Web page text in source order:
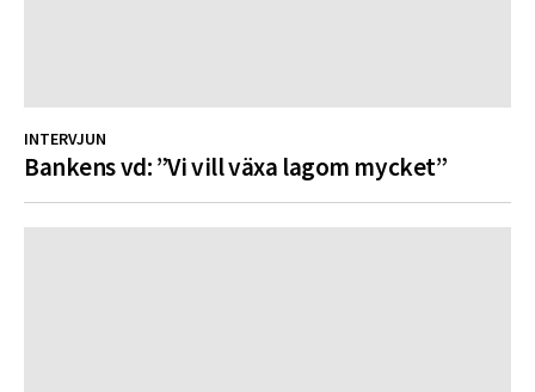
INTERVJUN
Bankens vd: ”Vi vill växa lagom mycket”